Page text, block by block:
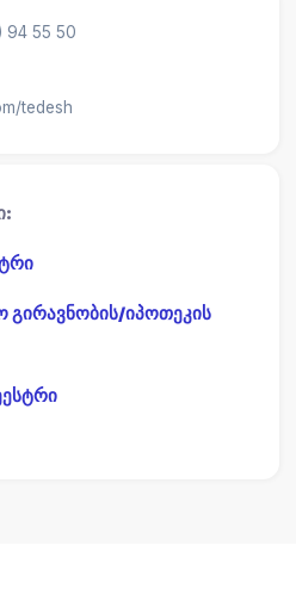
94 55 50
tedesh
გირავნობის/იპოთეკის